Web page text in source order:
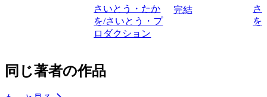
さいとう・たか
を/さいとう・プ
ロダクション
完結
さ
を
同じ著者の作品